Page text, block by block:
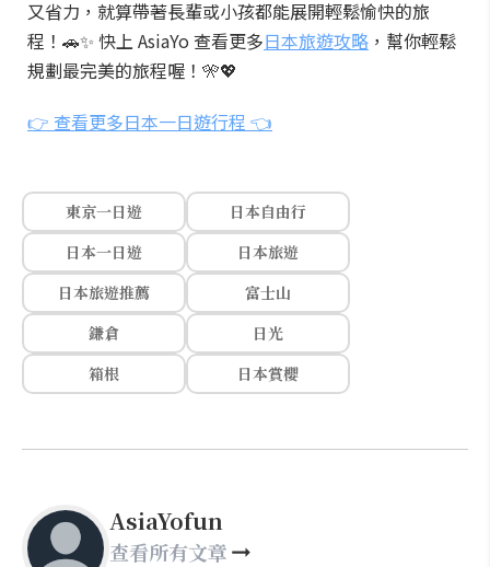
又省力，就算帶著長輩或小孩都能展開輕鬆愉快的旅
程！🚗✨ 快上 AsiaYo 查看更多日本旅遊攻略 ，幫你輕鬆
規劃最完美的旅程喔！🎌💖
👉 查看更多日本一日遊行程 👈
東京一日遊
日本自由行
日本一日遊
日本旅遊
日本旅遊推薦
富士山
鎌倉
日光
箱根
日本賞櫻
AsiaYofun
查看所有文章